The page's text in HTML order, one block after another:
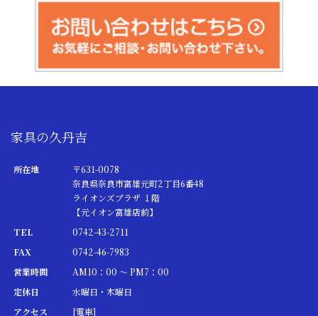
家具の久丹吉
所在地
〒631-0078
奈良県奈良市富雄元町2丁目6番48
ライオンズプラザ １階
【元イオン富雄店前】
TEL
0742-43-2711
FAX
0742-46-7983
営業時間
AM10：00 ～ PM7：00
定休日
水曜日・木曜日
アクセス
[電車]